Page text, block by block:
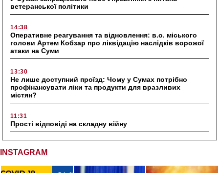
ветеранської політики
14:38
Оперативне реагування та відновлення: в.о. міського
голови Артем Кобзар про ліквідацію наслідків ворожої
атаки на Суми
13:30
Не лише доступний проїзд: Чому у Сумах потрібно
профінансувати ліки та продукти для вразливих
містян?
11:31
Прості відповіді на складну війну
INSTAGRAM